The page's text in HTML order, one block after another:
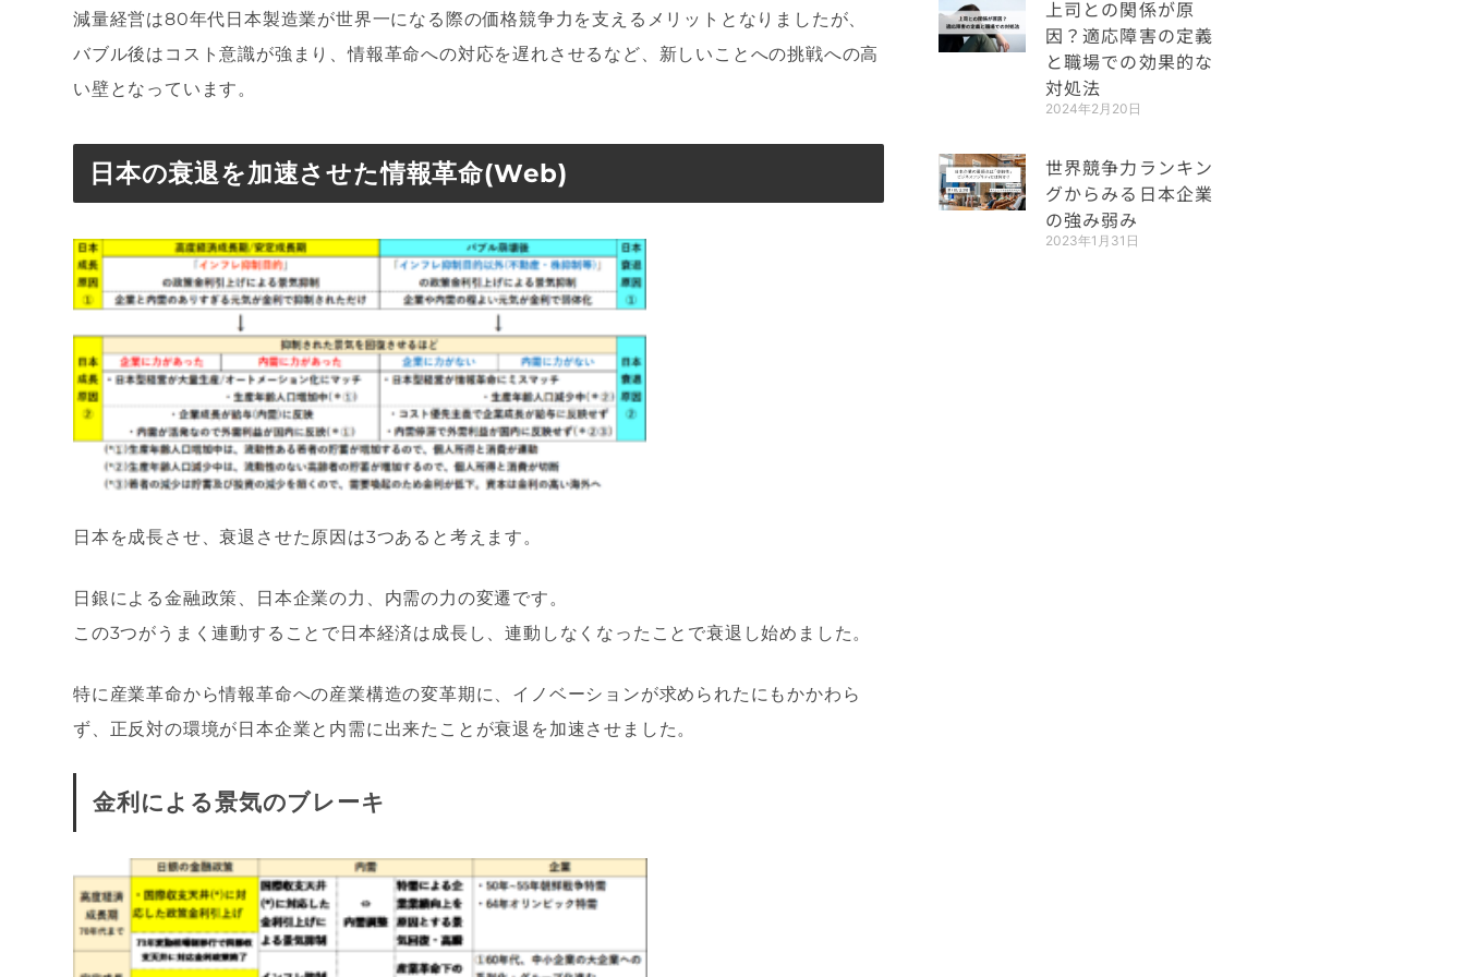
減量経営は80年代日本製造業が世界一になる際の価格競争力を支えるメリットとなりましたが、
バブル後はコスト意識が強まり、情報革命への対応を遅れさせるなど、新しいことへの挑戦への高
い壁となっています。
日本の衰退を加速させた情報革命(Web)
日本を成長させ、衰退させた原因は3つあると考えます。
日銀による金融政策、日本企業の力、内需の力の変遷です。
この3つがうまく連動することで日本経済は成長し、連動しなくなったことで衰退し始めました。
特に産業革命から情報革命への産業構造の変革期に、イノベーションが求められたにもかかわら
ず、正反対の環境が日本企業と内需に出来たことが衰退を加速させました。
金利による景気のブレーキ
上司との関係が原
因？適応障害の定義
と職場での効果的な
対処法
2024年2月20日
世界競争力ランキン
グからみる日本企業
の強み弱み
2023年1月31日